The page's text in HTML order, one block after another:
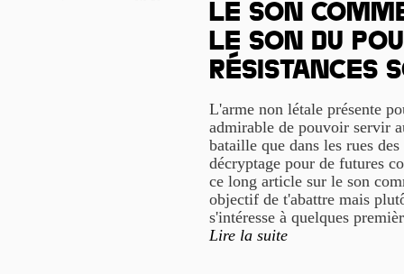
Le son
le son du
résistances
L'arme non létale présente
admirable de pouvoir servir
bataille que dans les rues
décryptage pour de futures
ce long article sur le son
objectif de t'abattre mais
s'intéresse à quelques
Lire la suite